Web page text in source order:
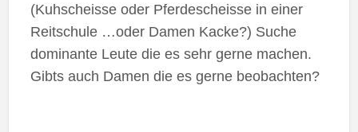
(Kuhscheisse oder Pferdescheisse in einer
Reitschule …oder Damen Kacke?) Suche
dominante Leute die es sehr gerne machen.
Gibts auch Damen die es gerne beobachten?